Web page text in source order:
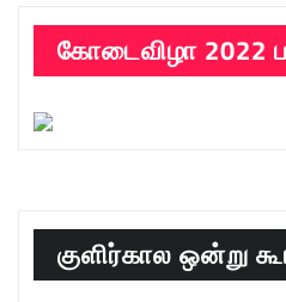
கோடைவிழா 2022
குளிர்கால ஒன்று